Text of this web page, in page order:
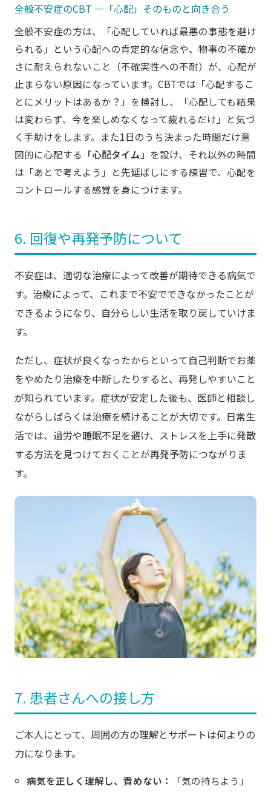
全般不安症のCBT ―「心配」そのものと向き合う
全般不安症の方は、「心配していれば最悪の事態を避け
られる」という心配への肯定的な信念や、物事の不確か
さに耐えられないこと（不確実性への不耐）が、心配が
止まらない原因になっています。CBTでは「心配するこ
とにメリットはあるか？」を検討し、「心配しても結果
は変わらず、今を楽しめなくなって疲れるだけ」と気づ
く手助けをします。また1日のうち決まった時間だけ意
図的に心配する 「心配タイム」 を設け、それ以外の時間
は「あとで考えよう」と先延ばしにする練習で、心配を
コントロールする感覚を身につけます。
6. 回復や再発予防について
不安症は、適切な治療によって改善が期待できる病気で
す。治療によって、これまで不安でできなかったことが
できるようになり、自分らしい生活を取り戻していけま
す。
ただし、症状が良くなったからといって自己判断でお薬
をやめたり治療を中断したりすると、再発しやすいこと
が知られています。症状が安定した後も、医師と相談し
ながらしばらくは治療を続けることが大切です。日常生
活では、過労や睡眠不足を避け、ストレスを上手に発散
する方法を見つけておくことが再発予防につながりま
す。
7. 患者さんへの接し方
ご本人にとって、周囲の方の理解とサポートは何よりの
力になります。
病気を正しく理解し、責めない：
「気の持ちよう」